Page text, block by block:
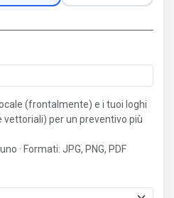
(frontalmente) e i tuoi loghi
per un preventivo più
· Formati: JPG, PNG, PDF